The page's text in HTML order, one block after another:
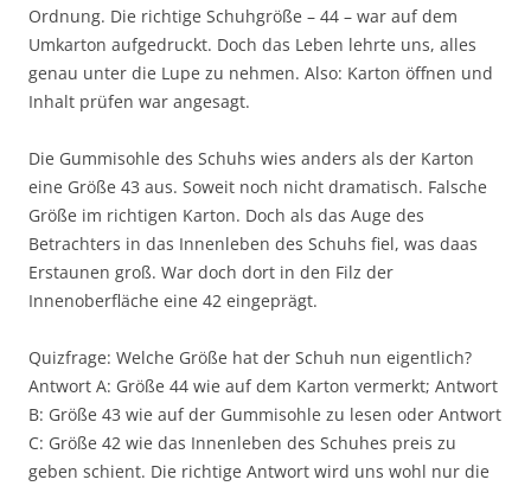
Ordnung. Die richtige Schuhgröße – 44 – war auf dem
Umkarton aufgedruckt. Doch das Leben lehrte uns, alles
genau unter die Lupe zu nehmen. Also: Karton öffnen und
Inhalt prüfen war angesagt.
Die Gummisohle des Schuhs wies anders als der Karton
eine Größe 43 aus. Soweit noch nicht dramatisch. Falsche
Größe im richtigen Karton. Doch als das Auge des
Betrachters in das Innenleben des Schuhs fiel, was daas
Erstaunen groß. War doch dort in den Filz der
Innenoberfläche eine 42 eingeprägt.
Quizfrage: Welche Größe hat der Schuh nun eigentlich?
Antwort A: Größe 44 wie auf dem Karton vermerkt; Antwort
B: Größe 43 wie auf der Gummisohle zu lesen oder Antwort
C: Größe 42 wie das Innenleben des Schuhes preis zu
geben schient. Die richtige Antwort wird uns wohl nur die